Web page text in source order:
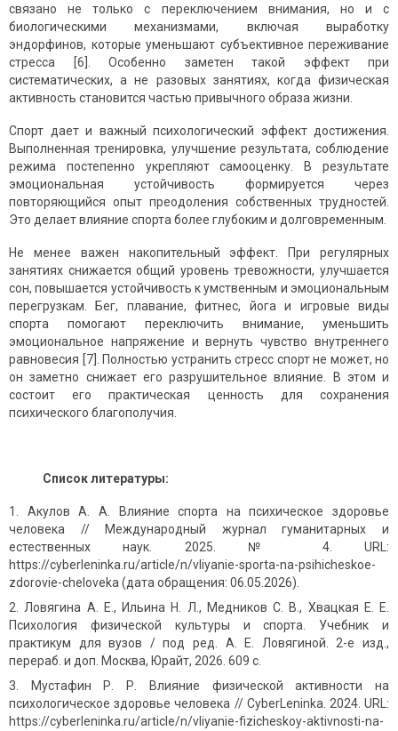
связано не только с переключением внимания, но и с
биологическими механизмами, включая выработку
эндорфинов, которые уменьшают субъективное переживание
стресса [6]. Особенно заметен такой эффект при
систематических, а не разовых занятиях, когда физическая
активность становится частью привычного образа жизни.
Спорт дает и важный психологический эффект достижения.
Выполненная тренировка, улучшение результата, соблюдение
режима постепенно укрепляют самооценку. В результате
эмоциональная устойчивость формируется через
повторяющийся опыт преодоления собственных трудностей.
Это делает влияние спорта более глубоким и долговременным.
Не менее важен накопительный эффект. При регулярных
занятиях снижается общий уровень тревожности, улучшается
сон, повышается устойчивость к умственным и эмоциональным
перегрузкам. Бег, плавание, фитнес, йога и игровые виды
спорта помогают переключить внимание, уменьшить
эмоциональное напряжение и вернуть чувство внутреннего
равновесия [7]. Полностью устранить стресс спорт не может, но
он заметно снижает его разрушительное влияние. В этом и
состоит его практическая ценность для сохранения
психического благополучия.
Список литературы:
Акулов А. А. Влияние спорта на психическое здоровье
человека // Международный журнал гуманитарных и
естественных наук. 2025. № 4. URL:
https://cyberleninka.ru/article/n/vliyanie-sporta-na-psihicheskoe-
zdorovie-cheloveka (дата обращения: 06.05.2026).
Ловягина А. Е., Ильина Н. Л., Медников С. В., Хвацкая Е. Е.
Психология физической культуры и спорта. Учебник и
практикум для вузов / под ред. А. Е. Ловягиной. 2-е изд.,
перераб. и доп. Москва, Юрайт, 2026. 609 с.
Мустафин Р. Р. Влияние физической активности на
психологическое здоровье человека // CyberLeninka. 2024. URL:
https://cyberleninka.ru/article/n/vliyanie-fizicheskoy-aktivnosti-na-